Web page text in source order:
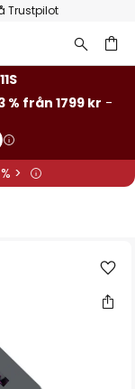
Trustpilot
% från 1799 kr -
>